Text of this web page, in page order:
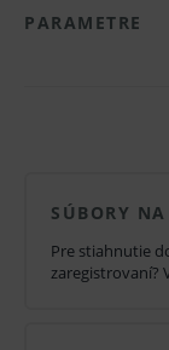
účinné
2-
Vlastnosti:
PARAMETRE
SÚBORY
Pre stiahnutie
zaregistrovaní?